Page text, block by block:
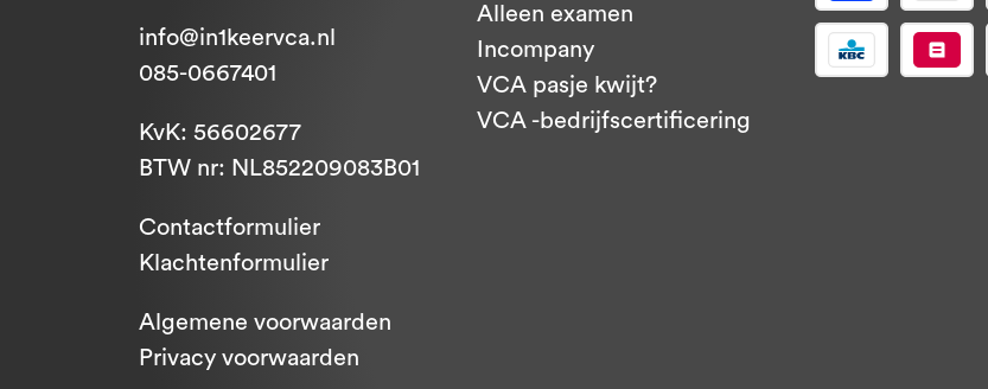
info@in1keervca.nl
085-0667401
KvK: 56602677
BTW nr: NL852209083B01
Contactformulier
Klachtenformulier
Algemene voorwaarden
Privacy voorwaarden
Alleen examen
Incompany
VCA pasje kwijt?
VCA -bedrijfscertificering